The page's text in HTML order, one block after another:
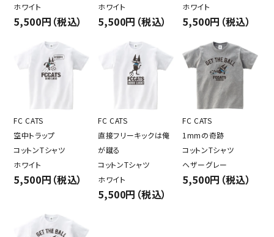
ホワイト
5,500円（税込）
ホワイト
5,500円（税込）
ホワイト
5,500円（税込）
FC CATS
空中トラップ
コットンTシャツ
ホワイト
5,500円（税込）
FC CATS
直接フリーキックは俺
が蹴る
コットンTシャツ
ホワイト
5,500円（税込）
FC CATS
1mmの奇跡
コットンTシャツ
ヘザーグレー
5,500円（税込）